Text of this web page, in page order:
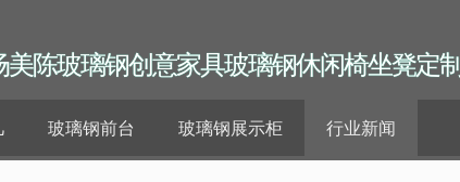
美陈玻璃钢创意家具玻璃钢休闲椅坐凳定制
玻璃钢前台 玻璃钢展示柜 行业新闻